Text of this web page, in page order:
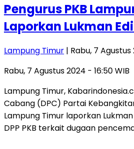
Pengurus PKB
Laporkan Lukman
Lampung Timur | Rabu, 7 Agustus
Rabu, 7 Agustus 2024 - 16:50 WIB
Lampung Timur,
Cabang (DPC) Partai
Lampung Timur laporkan
DPP PKB terkait dugaan